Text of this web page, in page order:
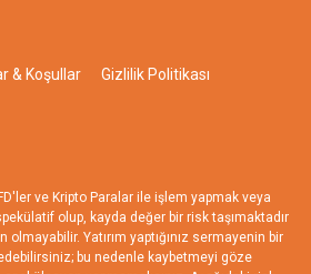
& Koşullar Gizlilik Politikası
ve Kripto Paralar ile işlem yapmak veya
olup, kayda değer bir risk taşımaktadır
olmayabilir. Yatırım yaptığınız sermayenin bir
bu nedenle kaybetmeyi göze